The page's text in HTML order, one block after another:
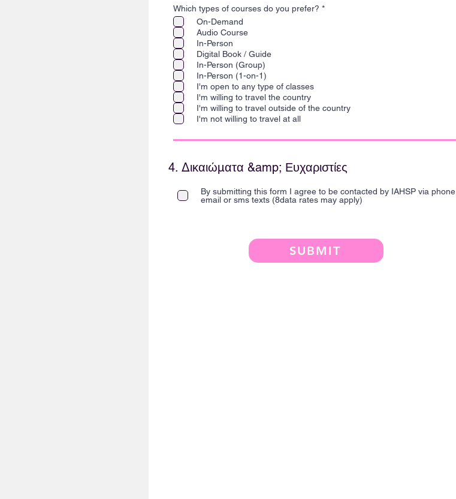
Which types of courses do you prefer? *Α
On-Demand
Audio Course
In-Person
Digital Book / Guide
In-Person (Group)
In-Person (1-on-1)
I'm open to any type of classes
I'm willing to travel the country
I'm willing to travel outside of the country
I'm not willing to travel at all
4. Δικαιώματα &amp; Ευχαριστίες
By submitting this form I agree to be contacted by IAHSP via phone,
email or sms texts (8data rates may apply)
SUBMIT